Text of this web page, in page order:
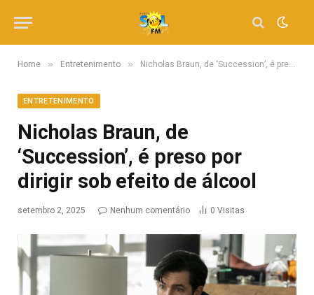
Home » Entretenimento » Nicholas Braun, de ‘Succession’, é preso por dirigir sob efeito de álcool
ENTRETENIMENTO
Nicholas Braun, de
‘Succession’, é preso por
dirigir sob efeito de álcool
setembro 2, 2025 Nenhum comentário 0 Visitas